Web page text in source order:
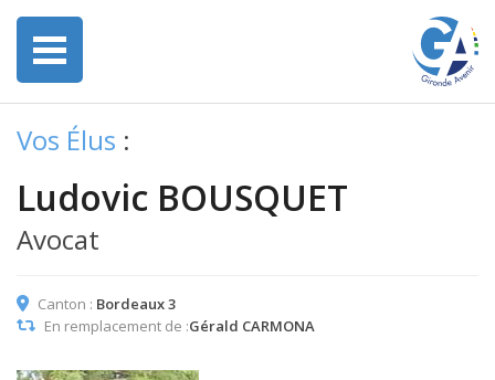
Vos Élus :
Ludovic BOUSQUET
Avocat
Canton : Bordeaux 3
En remplacement de :Gérald CARMONA